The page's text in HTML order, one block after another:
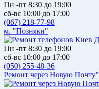
Пн -пт 8:30 до 19:00
сб-вс 10:00 до 17:00
(067) 218-77-98
м. "Позняки"
Пн -пт 8:30 до 19:00
сб-вс 10:00 до 17:00
(050) 255-48-36
Ремонт через Новую Почту"